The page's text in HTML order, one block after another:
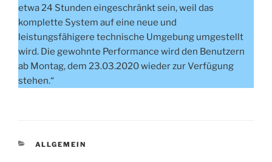
etwa 24 Stunden eingeschränkt sein, weil das
komplette System auf eine neue und
leistungsfähigere technische Umgebung umgestellt
wird. Die gewohnte Performance wird den Benutzern
ab Montag, dem 23.03.2020 wieder zur Verfügung
stehen.“
KATEGORIEN
ALLGEMEIN